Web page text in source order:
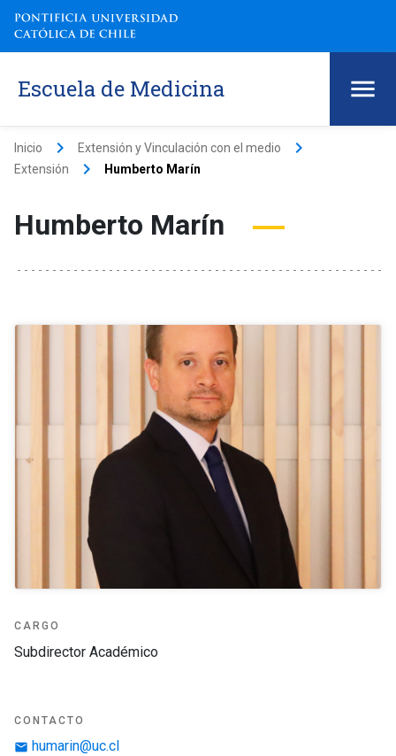
Escuela de Medicina
Inicio keyboard_arrow_right Extensión y Vinculación con el medio keyboard_arrow_right
Extensión keyboard_arrow_right Humberto Marín
Humberto Marín
CARGO
Subdirector Académico
CONTACTO
email humarin@uc.cl